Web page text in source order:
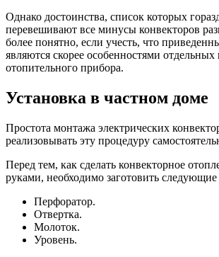
Однако достоинства, список которых
перевешивают все минусы конвекторов
более понятно, если учесть, что
являются скорее особенностями отдельных
отопительного прибора.
Установка в частном доме
Простота монтажа электрических
реализовывать эту процедуру
Перед тем, как сделать конвекторное
руками, необходимо заготовить
Перфоратор.
Отвертка.
Молоток.
Уровень.